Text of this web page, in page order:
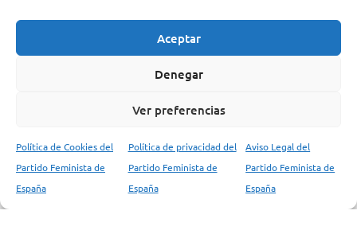
Aceptar
Denegar
Ver preferencias
Política de Cookies del
Partido Feminista de
España
Política de privacidad del
Partido Feminista de
España
Aviso Legal del
Partido Feminista de
España
internacionales han difundido la noticia, de…
vídeos del PFE¡Te animamos a que saques el
máximo provecho de esta experiencia y te
sumerjas en el conocimiento del Partido Feminista